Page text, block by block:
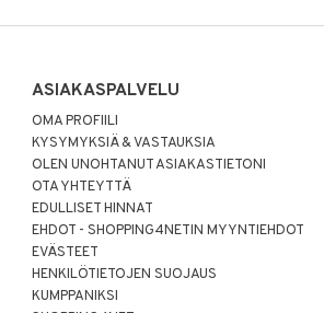
ASIAKASPALVELU
OMA PROFIILI
KYSYMYKSIÄ & VASTAUKSIA
OLEN UNOHTANUT ASIAKASTIETONI
OTA YHTEYTTÄ
EDULLISET HINNAT
EHDOT - SHOPPING4NETIN MYYNTIEHDOT
EVÄSTEET
HENKILÖTIETOJEN SUOJAUS
KUMPPANIKSI